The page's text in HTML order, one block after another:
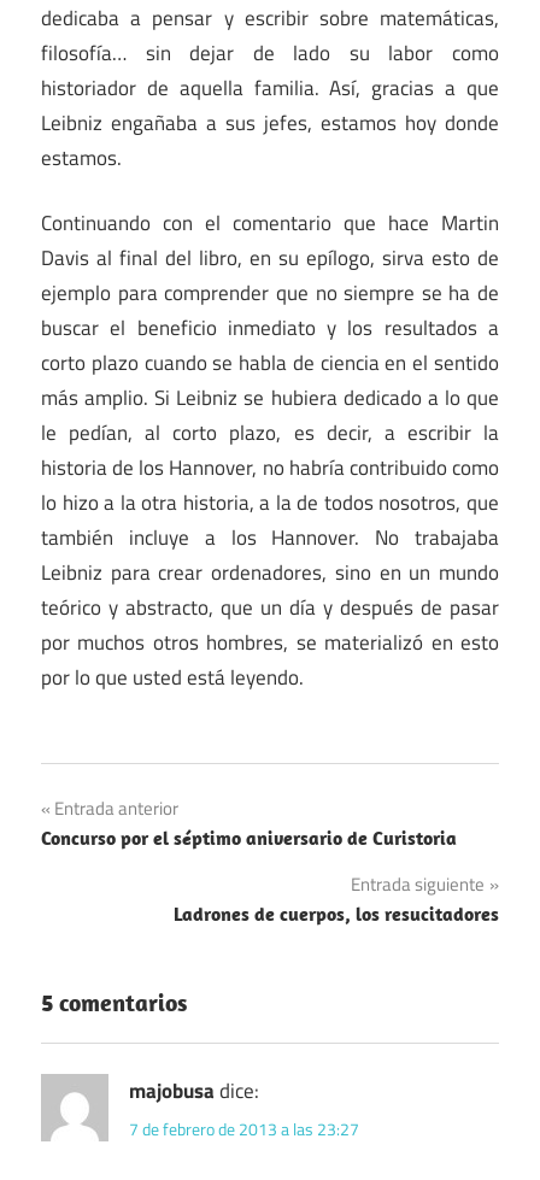
dedicaba a pensar y escribir sobre matemáticas,
filosofía… sin dejar de lado su labor como
historiador de aquella familia. Así, gracias a que
Leibniz engañaba a sus jefes, estamos hoy donde
estamos.
Continuando con el comentario que hace Martin
Davis al final del libro, en su epílogo, sirva esto de
ejemplo para comprender que no siempre se ha de
buscar el beneficio inmediato y los resultados a
corto plazo cuando se habla de ciencia en el sentido
más amplio. Si Leibniz se hubiera dedicado a lo que
le pedían, al corto plazo, es decir, a escribir la
historia de los Hannover, no habría contribuido como
lo hizo a la otra historia, a la de todos nosotros, que
también incluye a los Hannover. No trabajaba
Leibniz para crear ordenadores, sino en un mundo
teórico y abstracto, que un día y después de pasar
por muchos otros hombres, se materializó en esto
por lo que usted está leyendo.
Navegación
de
Entrada anterior
Concurso por el séptimo aniversario de Curistoria
Entrada siguiente
Ladrones de cuerpos, los resucitadores
5 comentarios
majobusadice:
7 de febrero de 2013 a las 23:27